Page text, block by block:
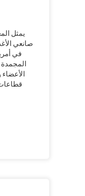
يمثل
في
المجمدة